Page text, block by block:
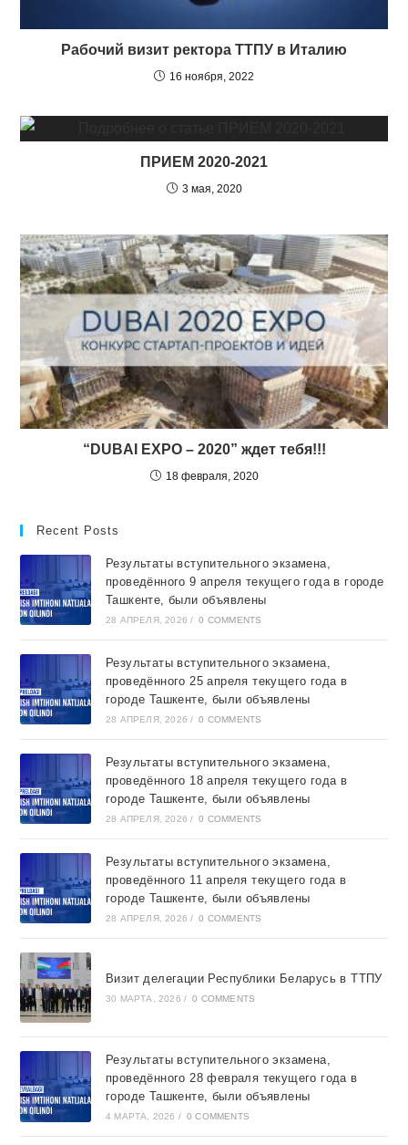
Рабочий визит ректора ТТПУ в Италию
16 ноября, 2022
ПРИЕМ 2020-2021
3 мая, 2020
“DUBAI EXPO – 2020” ждет тебя!!!
18 февраля, 2020
Recent Posts
Результаты вступительного экзамена,
проведённого 9 апреля текущего года в городе
Ташкентe, были объявлены
28 АПРЕЛЯ, 2026 / 0 COMMENTS
Результаты вступительного экзамена,
проведённого 25 апреля текущего года в
городе Ташкентe, были объявлены
28 АПРЕЛЯ, 2026 / 0 COMMENTS
Результаты вступительного экзамена,
проведённого 18 апреля текущего года в
городе Ташкентe, были объявлены
28 АПРЕЛЯ, 2026 / 0 COMMENTS
Результаты вступительного экзамена,
проведённого 11 апреля текущего года в
городе Ташкентe, были объявлены
28 АПРЕЛЯ, 2026 / 0 COMMENTS
Визит делегации Республики Беларусь в ТТПУ
30 МАРТА, 2026 / 0 COMMENTS
Результаты вступительного экзамена,
проведённого 28 февраля текущего года в
городе Ташкентe, были объявлены
4 МАРТА, 2026 / 0 COMMENTS